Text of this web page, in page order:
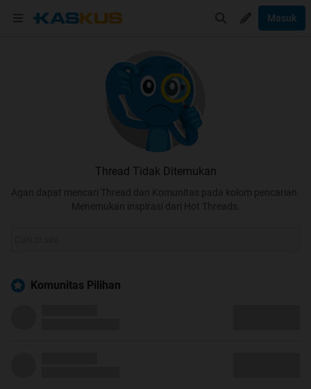
Masuk
Thread Tidak Ditemukan
Agan dapat mencari Thread dan Komunitas pada kolom pencarian.
Menemukan inspirasi dari Hot Threads.
Komunitas Pilihan